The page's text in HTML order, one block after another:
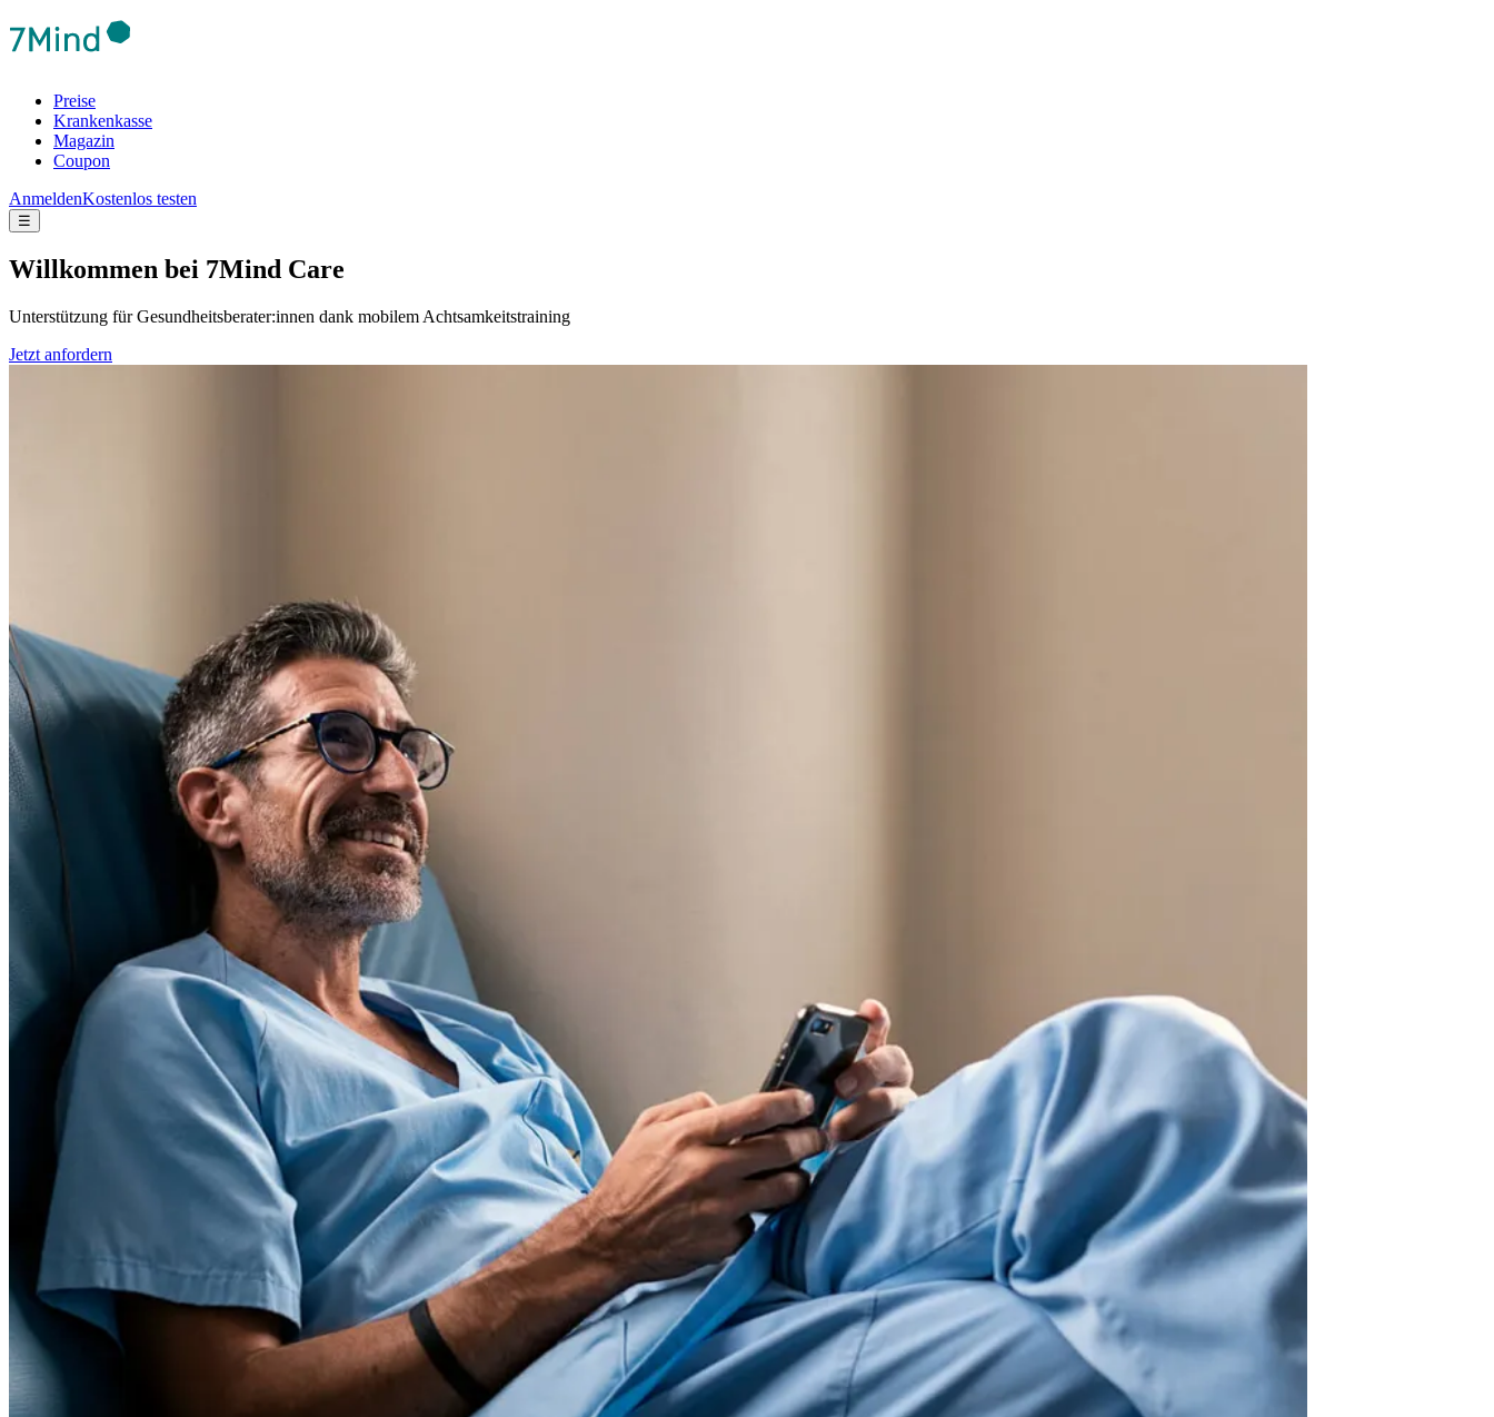
Preise
Krankenkasse
Magazin
Coupon
AnmeldenKostenlos testen
☰
Will­kom­men bei 7Mind Care
Unterstützung für Gesundheitsberater:innen dank mobilem Achtsamkeitstraining
Jetzt anfordern